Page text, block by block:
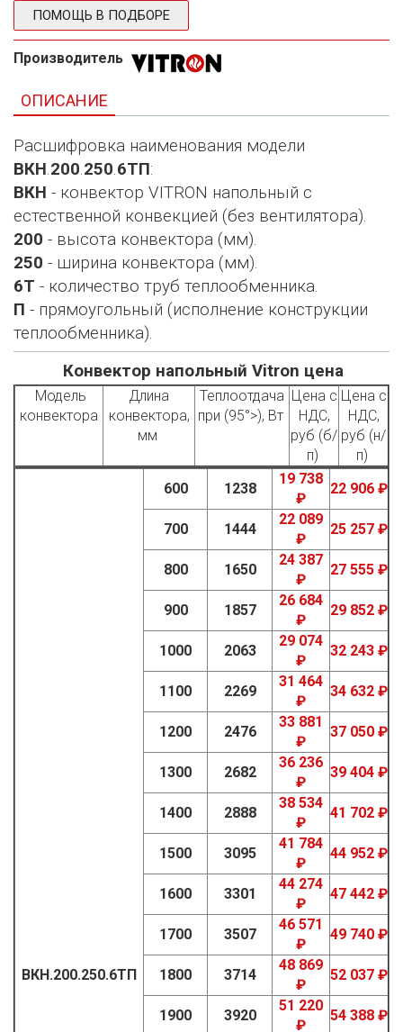
ПОМОЩЬ В ПОДБОРЕ
Производитель
ОПИСАНИЕ
Расшифровка наименования модели
ВКН.200.250.6ТП:
ВКН - конвектор VITRON напольный с
естественной конвекцией (без вентилятора).
200 - высота конвектора (мм).
250 - ширина конвектора (мм).
6Т - количество труб теплообменника.
П - прямоугольный (исполнение конструкции
теплообменника).
Конвектор напольный Vitron цена
Модель
конвектора
Длина
конвектора,
мм
Теплоотдача
при (95°>), Вт
Цена с
НДС,
руб (б/
п)
Цена с
НДС,
руб (н/
п)
ВКН.200.250.6ТП
600 1238
19 738
₽
22 906 ₽
700 1444
22 089
₽
25 257 ₽
800 1650
24 387
₽
27 555 ₽
900 1857
26 684
₽
29 852 ₽
1000 2063
29 074
₽
32 243 ₽
1100 2269
31 464
₽
34 632 ₽
1200 2476
33 881
₽
37 050 ₽
1300 2682
36 236
₽
39 404 ₽
1400 2888
38 534
₽
41 702 ₽
1500 3095
41 784
₽
44 952 ₽
1600 3301
44 274
₽
47 442 ₽
1700 3507
46 571
₽
49 740 ₽
1800 3714
48 869
₽
52 037 ₽
1900 3920
51 220
₽
54 388 ₽